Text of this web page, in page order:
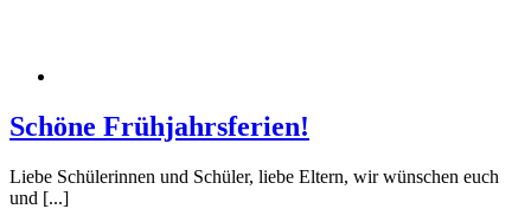
Schöne Frühjahrsferien!
Liebe Schülerinnen und Schüler, liebe Eltern, wir wünschen euch
und [...]